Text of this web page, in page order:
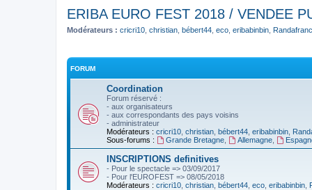
ERIBA EURO FEST 2018 / VENDEE
Modérateurs : cricri10 christian bébert44 eco eribabinbin
FORUM
Coordination
Forum réservé :
- aux organisateurs
- aux correspondants des pays voisins
- administrateur
Modérateurs : cricri10 christian bébert44 eribabinbin
Sous-forums :
Grande Bretagne, Allemagne,
INSCRIPTIONS definitives
- Pour le spectacle => 03/09/2017
- Pour l'EUROFEST => 08/05/2018
Modérateurs : cricri10 christian bébert44 eco eribabinbin